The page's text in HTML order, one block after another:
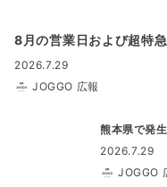
8月の営業日および超特
2026.7.29
JOGGO 広報
熊本県で発
2026.7.29
JOGGO